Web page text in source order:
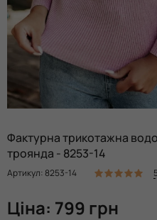
Фактурна трикотажна
троянда - 8253-14
Артикул: 8253-14
Ціна: 799 грн